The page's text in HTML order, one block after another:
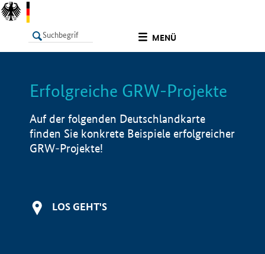
MENÜ
LISTE Info
Erfolgreiche GRW-Projekte
Auf der folgenden Deutschlandkarte
finden Sie konkrete Beispiele erfolgreicher
GRW-Projekte!
LOS GEHT'S